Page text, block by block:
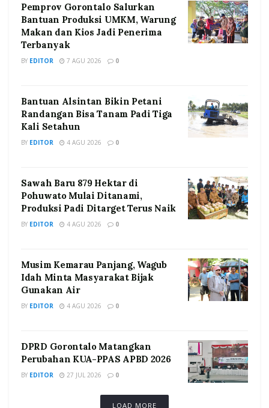
Pemprov Gorontalo Salurkan
Bantuan Produksi UMKM, Warung
Makan dan Kios Jadi Penerima
Terbanyak
BY EDITOR 7 AGU 2026 0
Bantuan Alsintan Bikin Petani
Randangan Bisa Tanam Padi Tiga
Kali Setahun
BY EDITOR 4 AGU 2026 0
Sawah Baru 879 Hektar di
Pohuwato Mulai Ditanami,
Produksi Padi Ditarget Terus Naik
BY EDITOR 4 AGU 2026 0
Musim Kemarau Panjang, Wagub
Idah Minta Masyarakat Bijak
Gunakan Air
BY EDITOR 4 AGU 2026 0
DPRD Gorontalo Matangkan
Perubahan KUA-PPAS APBD 2026
BY EDITOR 27 JUL 2026 0
LOAD MORE